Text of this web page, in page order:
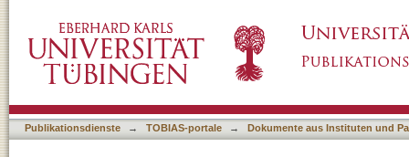
Publikationsdienste → TOBIAS-portale → Dokumente aus Instituten und